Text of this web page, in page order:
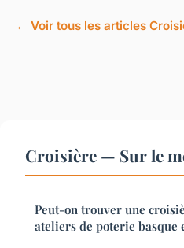
← Voir tous les articles
Croisière — Sur le
Peut-on trouver une
ateliers de poterie basque